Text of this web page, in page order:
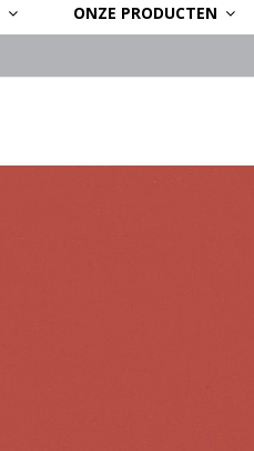
ONZE PRODUCTEN